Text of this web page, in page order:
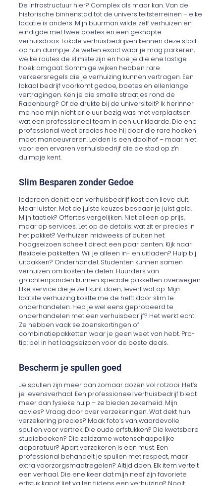
De infrastructuur hier? Complex als maar kan. Van de
historische binnenstad tot de universiteitsterreinen – elke
locatie is anders. Mijn buurman wilde zelf verhuizen en
eindigde met twee boetes en een geknapte
verhuisdoos. Lokale verhuisbedrijven kennen deze stad
op hun duimpje. Ze weten exact waar je mag parkeren,
welke routes de slimste zijn en hoe je die ene lastige
hoek omgaat. Sommige wijken hebben rare
verkeersregels die je verhuizing kunnen vertragen. Een
lokaal bedrijf voorkomt gedoe, boetes en ellenlange
vertragingen. Ken je die smalle straatjes rond de
Rapenburg? Of de drukte bij de universiteit? Ik herinner
me hoe mijn nicht drie uur bezig was met verplaatsen
wat een professioneel team in een uur klaarde. Die ene
professional weet precies hoe hij door die rare hoeken
moet manoeuvreren. Leiden is een doolhof – maar niet
voor een ervaren verhuisbedrijf die de stad op z’n
duimpje kent.
Slim Besparen zonder Gedoe
Iedereen denkt: een verhuisbedrijf kost een lieve duit.
Maar luister. Met de juiste keuzes bespaar je juist geld.
Mijn tactiek? Offertes vergelijken. Niet alleen op prijs,
maar op services. Let op de details: wat zit er precies in
het pakket? Verhuizen midweeks of buiten het
hoogseizoen scheelt direct een paar centen. Kijk naar
flexibele pakketten. Wil je alleen in- en uitladen? Hulp bij
uitpakken? Onderhandel. Studenten kunnen samen
verhuizen om kosten te delen. Huurders van
grachtenpanden kunnen speciale pakketten overwegen.
Elke service die je zelf kunt doen, levert wat op. Mijn
laatste verhuizing kostte me de helft door slim te
onderhandelen. Heb je wel eens geprobeerd te
onderhandelen met een verhuisbedrijf? Het werkt echt!
Ze hebben vaak seizoenskortingen of
combinatiepakketten waar je geen weet van hebt. Pro-
tip: bel in het laagseizoen voor de beste deals.
Bescherm je spullen goed
Je spullen zijn meer dan zomaar dozen vol rotzooi. Het’s
je levensverhaal. Een professioneel verhuisbedrijf biedt
meer dan fysieke hulp – ze bieden zekerheid. Mijn
advies? Vraag door over verzekeringen. Wat dekt hun
verzekering precies? Maak foto’s van waardevolle
spullen voor vertrek. Die oude erfstukken? Die kwetsbare
studieboeken? Die zeldzame wetenschappelijke
apparatuur? Apart verzekeren is een must. Een
professional behandelt je spullen met respect, maar
extra voorzorgsmaatregelen? Altijd doen. Elk item vertelt
een verhaal. Die ene keer dat mijn neef zijn favoriete
erfstuk kapot liet vallen tijdens een verhuizing? Nooit